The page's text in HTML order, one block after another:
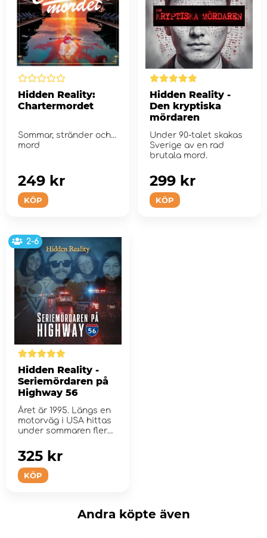
Hidden Reality:
Chartermordet
Sommar, stränder och...
mord
KÖP
249 kr
Hidden Reality -
Den kryptiska
mördaren
Under 90-talet skakas
Sverige av en rad
brutala mord.
KÖP
299 kr
2-6
Hidden Reality -
Seriemördaren på
Highway 56
Året är 1995. Längs en
motorväg i USA hittas
under sommaren flera
KÖP
325 kr
Andra köpte även